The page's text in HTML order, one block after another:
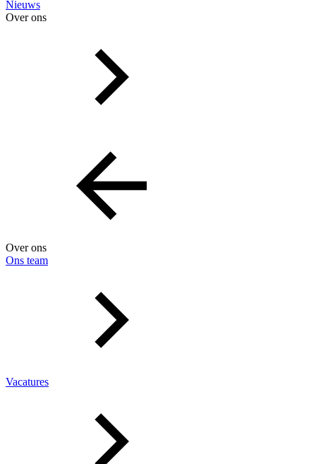
Nieuws
Over ons
Over ons
Ons team
Vacatures